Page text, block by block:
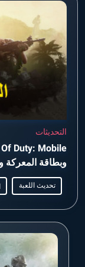
التحديثات
وبطاقة المعركة
تحديث اللعبة